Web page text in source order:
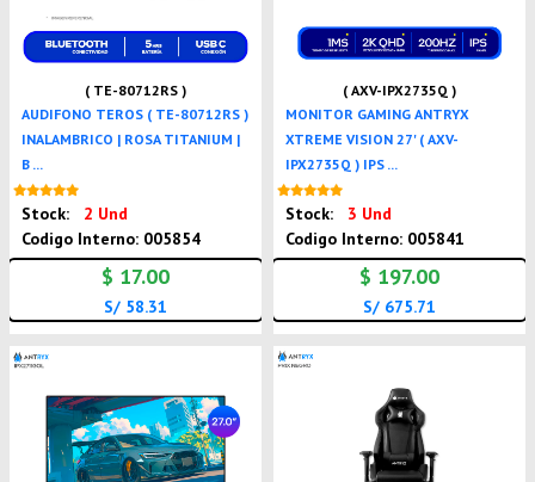
( TE-80712RS )
AUDIFONO TEROS ( TE-80712RS )
INALAMBRICO | ROSA TITANIUM |
B ...
Stock:
2 Und
Codigo Interno: 005854
$ 17.00
S/ 58.31
( AXV-IPX2735Q )
MONITOR GAMING ANTRYX
XTREME VISION 27' ( AXV-
IPX2735Q ) IPS ...
Stock:
3 Und
Codigo Interno: 005841
$ 197.00
S/ 675.71